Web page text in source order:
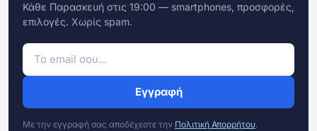
Κάθε Παρασκευή στις 19:00 — smartphones, προσφορές,
επιλογές. Χωρίς spam.
Εγγραφή
Με την εγγραφή σας αποδέχεστε την Πολιτική Απορρήτου.